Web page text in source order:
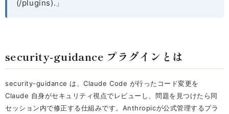
(/plugins).」
security-guidance プラグインとは
security-guidance は、Claude Code が行ったコード変更を
Claude 自身がセキュリティ視点でレビューし、問題を見つけたら同
セッション内で修正する仕組みです。Anthropicが公式管理するプラ